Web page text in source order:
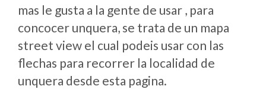
mas le gusta a la gente de usar , para
concocer unquera, se trata de un mapa
street view el cual podeis usar con las
flechas para recorrer la localidad de
unquera desde esta pagina.